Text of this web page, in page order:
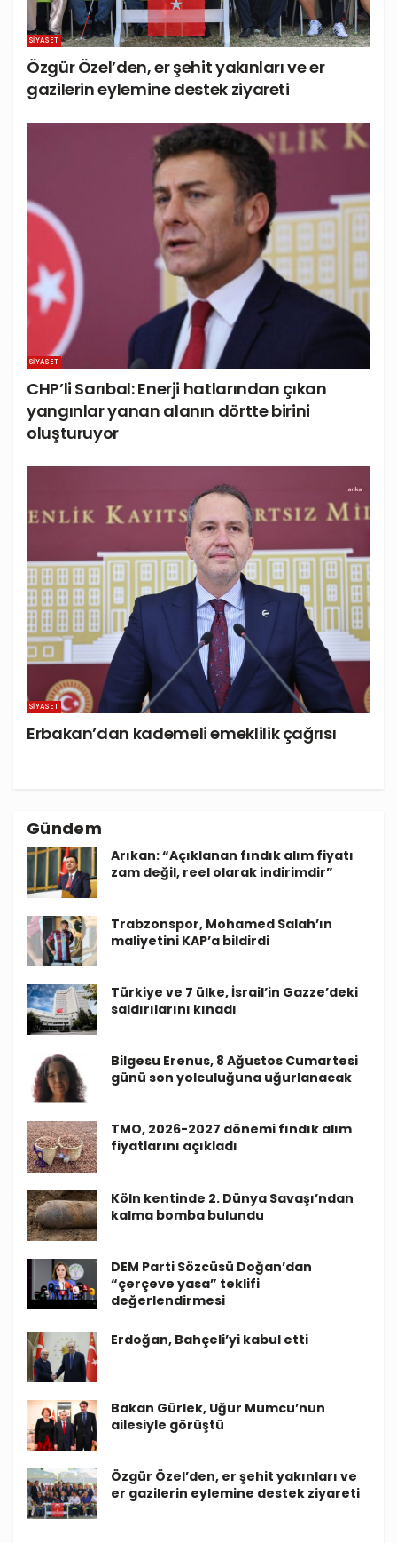
SIYASET
Özgür Özel’den, er şehit yakınları ve er
gazilerin eylemine destek ziyareti
SIYASET
CHP’li Sarıbal: Enerji hatlarından çıkan
yangınlar yanan alanın dörtte birini
oluşturuyor
SIYASET
Erbakan’dan kademeli emeklilik çağrısı
Gündem
Arıkan: “Açıklanan fındık alım fiyatı
zam değil, reel olarak indirimdir”
Trabzonspor, Mohamed Salah’ın
maliyetini KAP’a bildirdi
Türkiye ve 7 ülke, İsrail’in Gazze’deki
saldırılarını kınadı
Bilgesu Erenus, 8 Ağustos Cumartesi
günü son yolculuğuna uğurlanacak
TMO, 2026-2027 dönemi fındık alım
fiyatlarını açıkladı
Köln kentinde 2. Dünya Savaşı’ndan
kalma bomba bulundu
DEM Parti Sözcüsü Doğan’dan
“çerçeve yasa” teklifi
değerlendirmesi
Erdoğan, Bahçeli’yi kabul etti
Bakan Gürlek, Uğur Mumcu’nun
ailesiyle görüştü
Özgür Özel’den, er şehit yakınları ve
er gazilerin eylemine destek ziyareti